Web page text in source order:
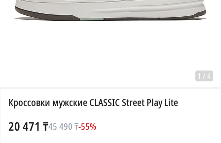
1 / 4
Кроссовки мужские CLASSIC Street Play Lite
20 471 ₸45 490₸-55%